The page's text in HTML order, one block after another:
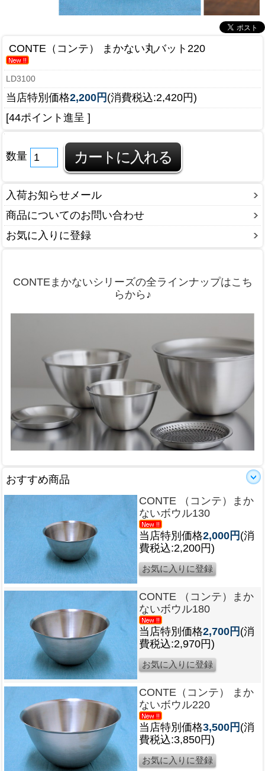
CONTE（コンテ） まかない丸バット220
LD3100
当店特別価格2,200円 (消費税込:2,420円)
[44ポイント進呈 ]
数量
入荷お知らせメール
商品についてのお問い合わせ
お気に入りに登録
CONTEまかないシリーズの全ラインナップはこち
らから♪
おすすめ商品
CONTE （コンテ）まか
ないボウル130
当店特別価格2,000円 (消
費税込:2,200円)
CONTE （コンテ）まか
ないボウル180
当店特別価格2,700円 (消
費税込:2,970円)
CONTE（コンテ） まか
ないボウル220
当店特別価格3,500円 (消
費税込:3,850円)